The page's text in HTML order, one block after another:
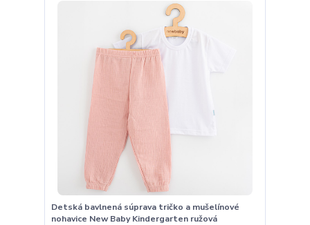
Detská bavlnená súprava tričko a mušelínové
nohavice New Baby Kindergarten ružová